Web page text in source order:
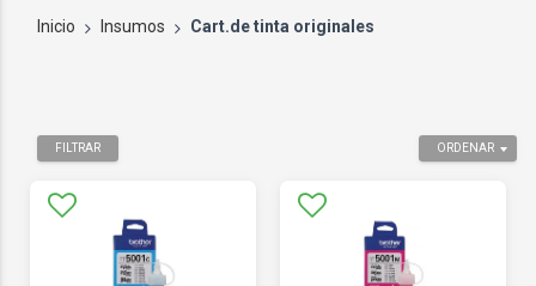
Inicio Insumos Cart.de tinta originales
ORDENAR
FILTRAR